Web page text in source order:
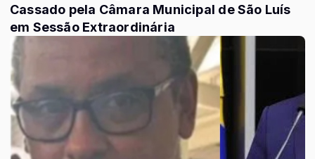
Cassado pela Câmara Municipal de São Luís
em Sessão Extraordinária